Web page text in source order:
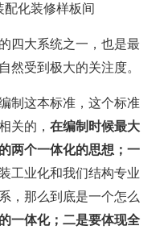
化装修样板间
四大系统之一，也是最
然受到极大的关注度。
制这本标准，这个标准
关的， 在编制时候最大
两个一体化的思想 ；一
工业化和我们结构专业
，那么到底是一个怎么
一体化；二是要体现全